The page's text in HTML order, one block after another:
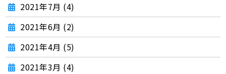
2021年7月 (4)
2021年6月 (2)
2021年4月 (5)
2021年3月 (4)